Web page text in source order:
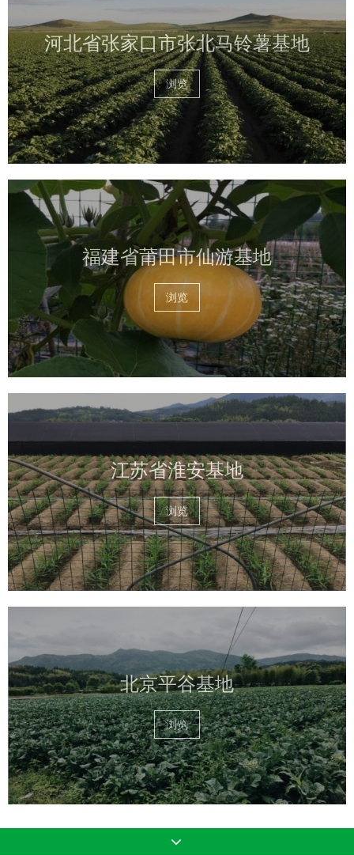
河北省张家口市张北马铃薯基地
浏览
福建省莆田市仙游基地
浏览
江苏省淮安基地
浏览
北京平谷基地
浏览